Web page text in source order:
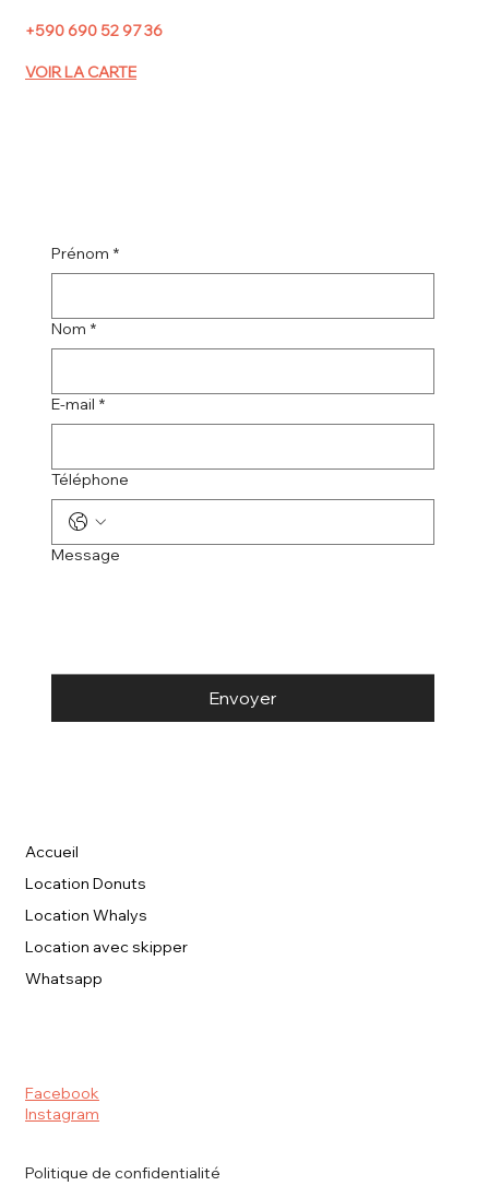
+590 690 52 97 36
VOIR LA CARTE
Facebook
Instagram
Accueil
Location Donuts
Location Whalys
Location avec skipper
Whatsapp
Prénom *
Nom *
E-mail *
Téléphone
Message
Envoyer
Politique de confidentialité